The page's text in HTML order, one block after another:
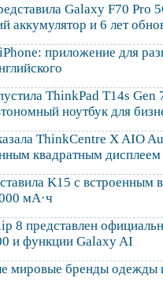
Galaxy F70 Pro
аккумулятор и 6 лет
приложение для
ThinkPad T14s
ноутбук для
ThinkCentre X AIO
квадратным дисплеем
K15 с встроенным
мА·ч
8 представлен
и функции Galaxy AI
мировые бренды одежды